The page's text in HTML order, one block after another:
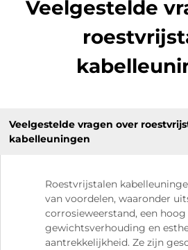
Veelgestelde
Veelgestelde vragen over
kabelleuningen
Roestvrijstalen
van voordelen, waaronder
corrosieweerstand, een
gewichtsverhouding en
aantrekkelijkheid. Ze zijn